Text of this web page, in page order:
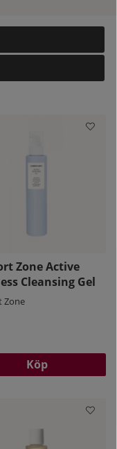
för att
Zone Active
Cleansing Gel
Zone
Köp